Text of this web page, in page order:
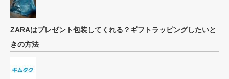
ZARAはプレゼント包装してくれる？ギフトラッピングしたいと
きの方法